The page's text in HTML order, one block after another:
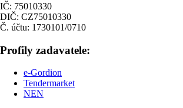
IČ: 75010330
DIČ: CZ75010330
Č. účtu: 1730101/0710
Profily zadavatele:
e-Gordion
Tendermarket
NEN